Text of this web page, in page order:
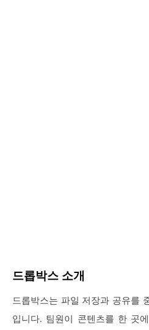
드롭박스 소개
드롭박스는 파일 저장과 공유를
입니다. 팀원이 콘텐츠를 한 곳